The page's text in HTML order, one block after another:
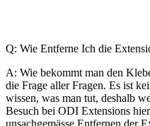
Q: Wie Entferne Ich die
A: Wie bekommt man den
die Frage aller Fragen. Es ist
wissen, was man tut, deshalb
Besuch bei ODI Extensions
unsachgemässe Entfernen der